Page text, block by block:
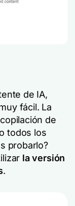
de IA,
fácil. La
de
todos los
probarlo?
la versión
.